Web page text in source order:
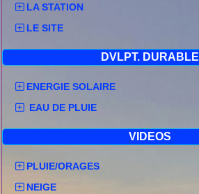
LA STATION
LE SITE
DVLPT. DURABLE
ENERGIE SOLAIRE
EAU DE PLUIE
VIDEOS
PLUIE/ORAGES
NEIGE